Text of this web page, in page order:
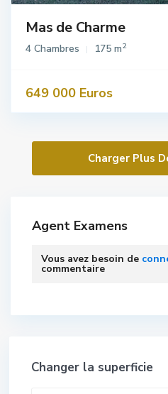
Mas de Charme
4 Chambres 175 m2
649 000 Euros
Agent Examens
Vous avez besoin de
commentaire
Changer la superficie